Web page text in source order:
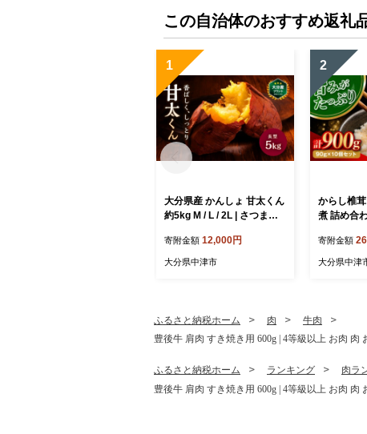
この自治体のおすすめ返礼
1
大分県産 かんしょ 甘太くん
約5kg M / L / 2L | さつまい
いも 紅はるか べにはるか
焼き芋 おやつ ブランド 九
寄附金額 12,000円
大分県中津市
2
からし椎
煮 詰め合
たけ 椎茸
らし カラ
寄附金額
大分県中津
ふるさと納税ホーム 肉
牛肉
豊後牛 肩肉 すき焼き用 600g | 4等級以上 お肉
ふるさと納税ホーム ランキング 肉ラ
豊後牛 肩肉 すき焼き用 600g | 4等級以上 お肉